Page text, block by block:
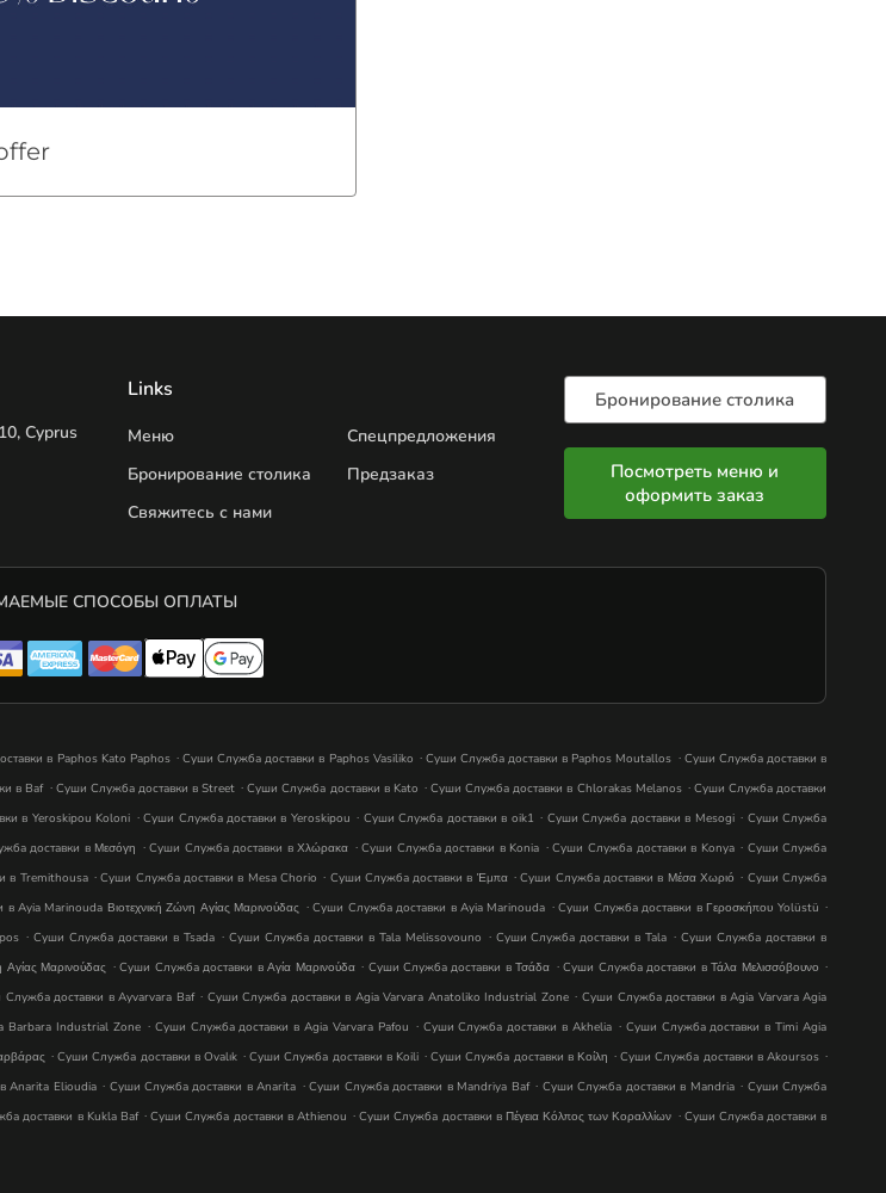
Cyprus
Links
Меню
Спецпредложения
Бронирование столика
Предзаказ
Свяжитесь с нами
Бронирование столика
Посмотреть меню и
оформить заказ
СПОСОБЫ ОПЛАТЫ
в Paphos Kato Paphos . Суши Служба доставки в Paphos Vasiliko . Суши Служба доставки в Paphos Moutallos . Суши Служба доставки в
в Baf . Суши Служба доставки в Street . Суши Служба доставки в Kato . Суши Служба доставки в Chlorakas Melanos . Суши Служба доставки
в Yeroskipou Koloni . Суши Служба доставки в Yeroskipou . Суши Служба доставки в oik1 . Суши Служба доставки в Mesogi . Суши Служба
доставки в Μεσόγη . Суши Служба доставки в Χλώρακα . Суши Служба доставки в Konia . Суши Служба доставки в Konya . Суши Служба
в Tremithousa . Суши Служба доставки в Mesa Chorio . Суши Служба доставки в Έμπα . Суши Служба доставки в Μέσα Χωριό . Суши Служба
Ayia Marinouda Βιοτεχνική Ζώνη Αγίας Μαρινούδας . Суши Служба доставки в Ayia Marinouda . Суши Служба доставки в Γεροσκήπου Yolüstü .
. Суши Служба доставки в Tsada . Суши Служба доставки в Tala Melissovouno . Суши Служба доставки в Tala . Суши Служба доставки в
Μαρινούδας . Суши Служба доставки в Αγία Μαρινούδα . Суши Служба доставки в Τσάδα . Суши Служба доставки в Τάλα Μελισσόβουνο .
доставки в Ayvarvara Baf . Суши Служба доставки в Agia Varvara Anatoliko Industrial Zone . Суши Служба доставки в Agia Varvara Agia
Barbara Industrial Zone . Суши Служба доставки в Agia Varvara Pafou . Суши Служба доставки в Akhelia . Суши Служба доставки в Timi Agia
. Суши Служба доставки в Ovalık . Суши Служба доставки в Koili . Суши Служба доставки в Κοίλη . Суши Служба доставки в Akoursos .
Anarita Elioudia . Суши Служба доставки в Anarita . Суши Служба доставки в Mandri̇ya Baf . Суши Служба доставки в Mandria . Суши Служба
доставки в Kukla Baf . Суши Служба доставки в Athienou . Суши Служба доставки в Πέγεια Κόλπος των Κοραλλίων . Суши Служба доставки в